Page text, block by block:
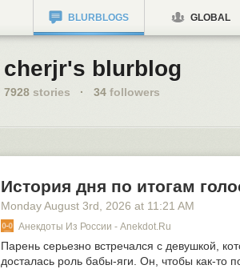
BLURBLOGS GLOBAL
cherjr's blurblog
7928 stories · 34 followers
История дня по итогам
Monday August 3rd , 2026 at 11:21 AM
Анекдоты Из России - Anekdot.ru
Парень серьезно встречался с девушкой,
досталась роль бабы-яги. Он, чтобы как-то